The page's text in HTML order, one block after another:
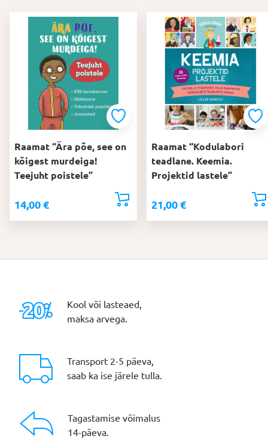
Raamat “Ära põe, see on
kõigest murdeiga!
Teejuht poistele”
14,00 €
Raamat “Kodulabori
teadlane. Keemia.
Projektid lastele”
21,00 €
Kool või lasteaed,
maksa arvega.
Transport 2-5 päeva,
saab ka ise järele tulla.
Tagastamise võimalus
14-päeva.